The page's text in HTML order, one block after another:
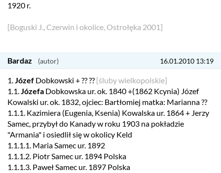
1920 r.
[Boguski J., Czerwin i okolice, Ostrołęka 2001]
Bardaz 16.01.2010 13:19
1.Józef Dobkowski + ?? ?? [śluby wielkopolskie]
1.1.Józefa Dobkowska ur. ok. 1840 +(1862 Kcynia) Józef
Kowalski ur. ok. 1832, ojciec: Bartłomiej matka: Marianna ??
1.1.1. Kazimiera (Eugenia, Ksenia) Kowalska ur. 1864 + Jerzy
Samec, przybył do Kanady w roku 1903 na pokładzie
"Armania" i osiedlił się w okolicy Keld
1.1.1.1. Maria Samec ur. 1892
1.1.1.2. Piotr Samec ur. 1894 Polska
1.1.1.3. Paweł Samec ur. 1897 Polska